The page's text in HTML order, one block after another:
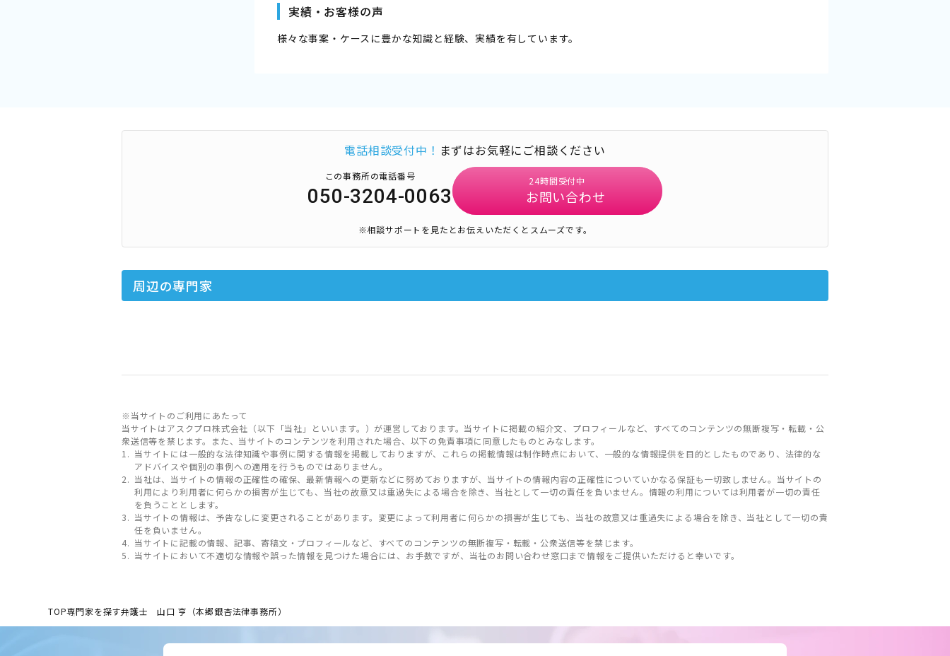
実績・お客様の声
様々な事案・ケースに豊かな知識と経験、実績を有しています。
電話相談受付中！ まずはお気軽にご相談ください
この事務所の電話番号
050-3204-0063
24時間受付中
お問い合わせ
※相談サポートを見たとお伝えいただくとスムーズです。
周辺の専門家
※当サイトのご利用にあたって
当サイトはアスクプロ株式会社（以下「当社」といいます。）が運営しております。当サイトに掲載の紹介文、プロフィールなど、すべてのコンテンツの無断複写・転載・公
衆送信等を禁じます。また、当サイトのコンテンツを利用された場合、以下の免責事項に同意したものとみなします。
当サイトには一般的な法律知識や事例に関する情報を掲載しておりますが、これらの掲載情報は制作時点において、一般的な情報提供を目的としたものであり、法律的な
アドバイスや個別の事例への適用を行うものではありません。
当社は、当サイトの情報の正確性の確保、最新情報への更新などに努めておりますが、当サイトの情報内容の正確性についていかなる保証も一切致しません。当サイトの
利用により利用者に何らかの損害が生じても、当社の故意又は重過失による場合を除き、当社として一切の責任を負いません。情報の利用については利用者が一切の責任
を負うこととします。
当サイトの情報は、予告なしに変更されることがあります。変更によって利用者に何らかの損害が生じても、当社の故意又は重過失による場合を除き、当社として一切の責
任を負いません。
当サイトに記載の情報、記事、寄稿文・プロフィールなど、すべてのコンテンツの無断複写・転載・公衆送信等を禁じます。
当サイトにおいて不適切な情報や誤った情報を見つけた場合には、お手数ですが、当社のお問い合わせ窓口まで情報をご提供いただけると幸いです。
TOP専門家を探す弁護士 山口 亨（本郷銀杏法律事務所）